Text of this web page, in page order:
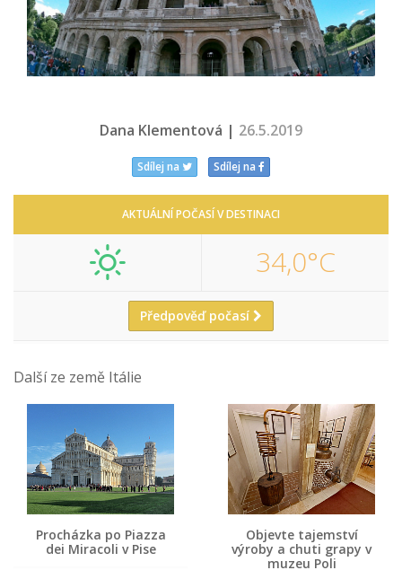
Dana Klementová | 26.5.2019
Sdílej na Sdílej na
AKTUÁLNÍ POČASÍ V DESTINACI
34,0°C
Předpověď počasí
Další ze země Itálie
Procházka po Piazza
dei Miracoli v Pise
Objevte tajemství
výroby a chuti grapy v
muzeu Poli